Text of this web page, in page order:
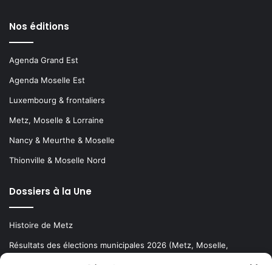
Nos éditions
Agenda Grand Est
Agenda Moselle Est
Luxembourg & frontaliers
Metz, Moselle & Lorraine
Nancy & Meurthe & Moselle
Thionville & Moselle Nord
Dossiers à la Une
Histoire de Metz
Résultats des élections municipales 2026 (Metz, Moselle,